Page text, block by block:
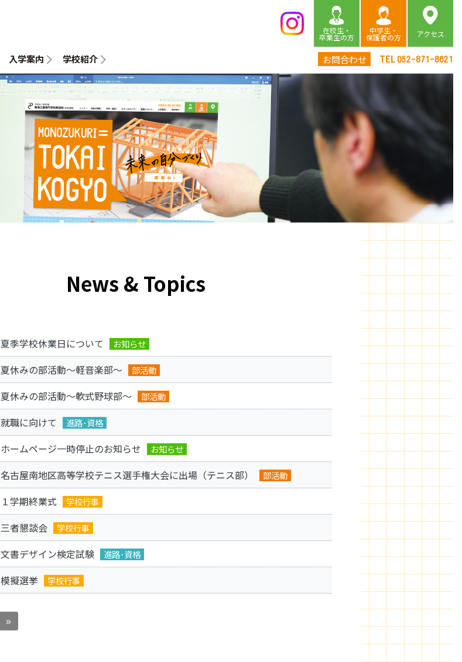
お問合わせ TEL 052-871-8621
入学案内 学校紹介
在校生・
卒業生の方
中学生・
保護者の方 アクセス
News & Topics
夏季学校休業日について お知らせ
夏休みの部活動～軽音楽部～ 部活動
夏休みの部活動～軟式野球部～ 部活動
就職に向けて 進路･資格
ホームページ一時停止のお知らせ お知らせ
名古屋南地区高等学校テニス選手権大会に出場（テニス部） 部活動
１学期終業式 学校行事
三者懇談会 学校行事
文書デザイン検定試験 進路･資格
模擬選挙 学校行事
»